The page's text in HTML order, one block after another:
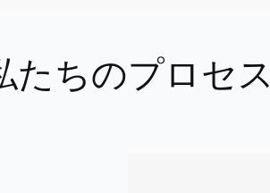
たちのプロセス